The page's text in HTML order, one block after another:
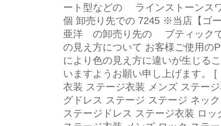
ート型などの ラインストーン
個 卸売り先での 7245 ※当店【
亜洋 の卸売り先の ブティック
の見え方について お客様ご使用の
により色の見え方に違いが生じる
いますようお願い申し上げます。
衣装 ステージ衣装 メンズ ステー
グドレス ステージ ステージ ネッ
ステージドレス ステージ衣装 ロ